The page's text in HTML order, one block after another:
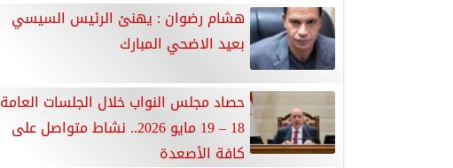
هشام رضوان : يهنئ الرئيس السيسي
بعيد الاضحي المبارك
حصاد مجلس النواب خلال الجلسات العامة
18 – 19 مايو 2026.. نشاط متواصل على
كافة الأصعدة